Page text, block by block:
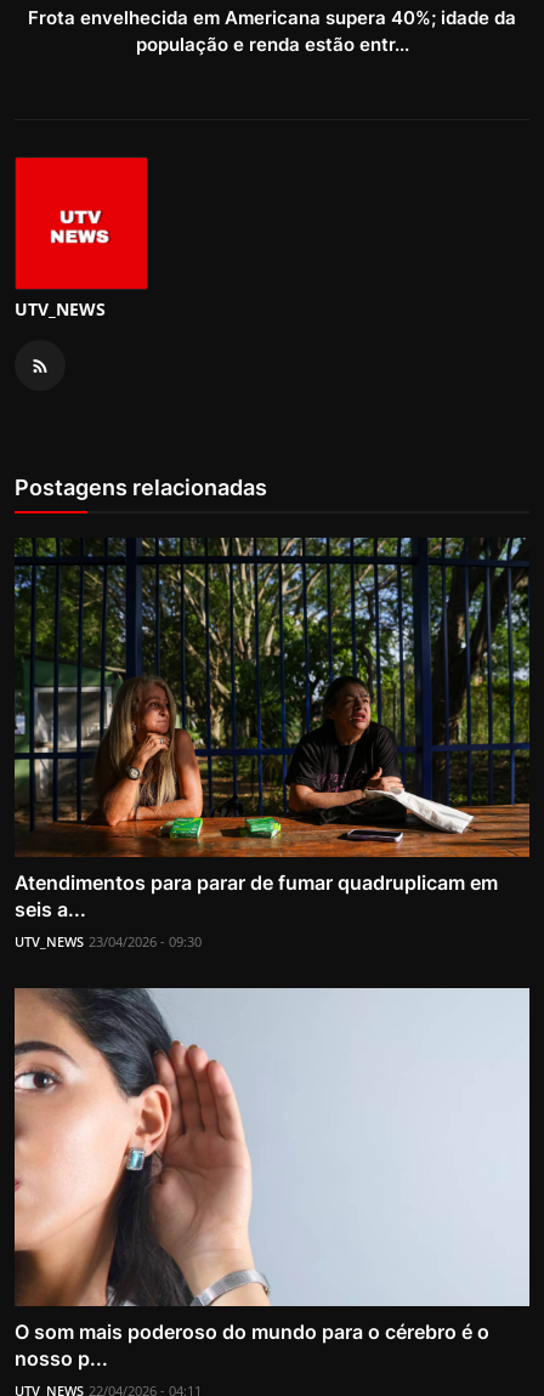
Frota envelhecida em Americana supera 40%; idade da
população e renda estão entr...
UTV_NEWS
Postagens relacionadas
Atendimentos para parar de fumar quadruplicam em
seis a...
UTV_NEWS 23/04/2026 - 09:30
O som mais poderoso do mundo para o cérebro é o
nosso p...
UTV_NEWS 22/04/2026 - 04:11